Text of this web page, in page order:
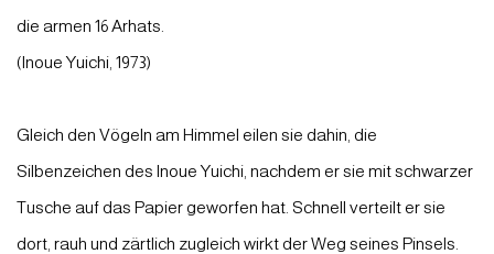
die armen 16 Arhats.
(Inoue Yuichi, 1973)
Gleich den Vögeln am Himmel eilen sie dahin, die
Silbenzeichen des Inoue Yuichi, nachdem er sie mit schwarzer
Tusche auf das Papier geworfen hat. Schnell verteilt er sie
dort, rauh und zärtlich zugleich wirkt der Weg seines Pinsels.